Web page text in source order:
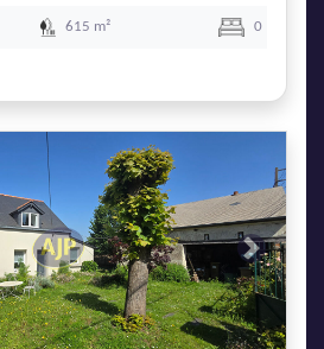
615 m² 0
Next